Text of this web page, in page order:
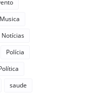
Musica
Notícias
Polícia
saude